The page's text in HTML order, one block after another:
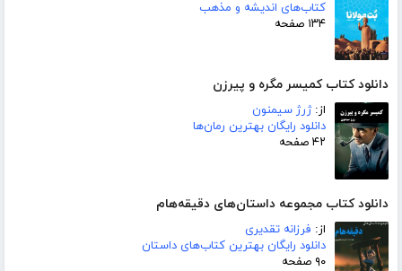
کتاب‌های اندیشه و مذهب
۱۳۴ صفحه
دانلود کتاب کمیسر مگره و پیرزن
از:ژرژ سیمنون
دانلود رایگان بهترین رمان‌ها
۴۲ صفحه
دانلود کتاب مجموعه داستان‌های دقیقه‌هام
از: فرزانه تقدیری
دانلود رایگان بهترین کتاب‌های داستان
۹۰ صفحه